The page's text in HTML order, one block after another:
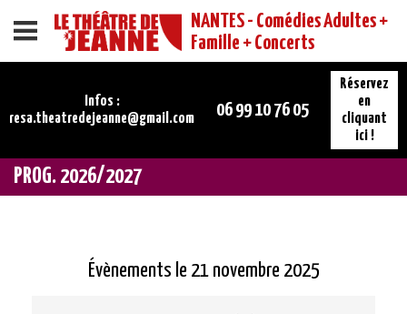
Menu
NANTES - Comédies Adultes +
Famille + Concerts
Infos :
resa.theatredejeanne@gmail.com
06 99 10 76 05
Réservez
en
cliquant
ici !
PROG. 2026/2027
Évènements le 21 novembre 2025